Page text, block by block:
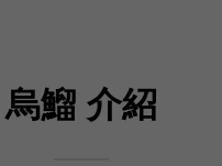
烏鰡 介紹